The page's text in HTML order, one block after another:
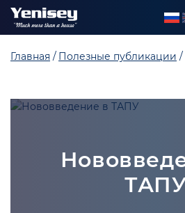
Главная Полезные публикации